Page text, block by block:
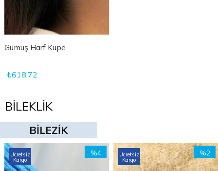
Gümüş Harf Küpe
₺618,72
BİLEKLİK
BİLEZİK
%4
Ücretsiz
Kargo
%2
Ücretsiz
Kargo